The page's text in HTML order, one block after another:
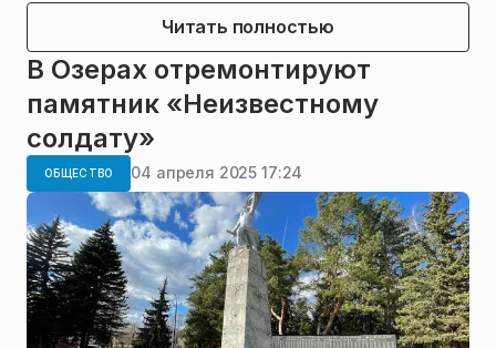
Читать полностью
В Озерах отремонтируют
памятник «Неизвестному
солдату»
ОБЩЕСТВО 04 апреля 2025 17:24